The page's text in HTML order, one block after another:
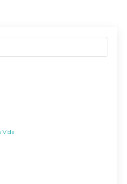
Vida